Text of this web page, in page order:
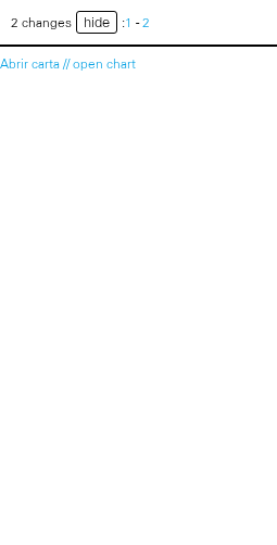
2 changes hide :1 -2
Abrir carta // open chart